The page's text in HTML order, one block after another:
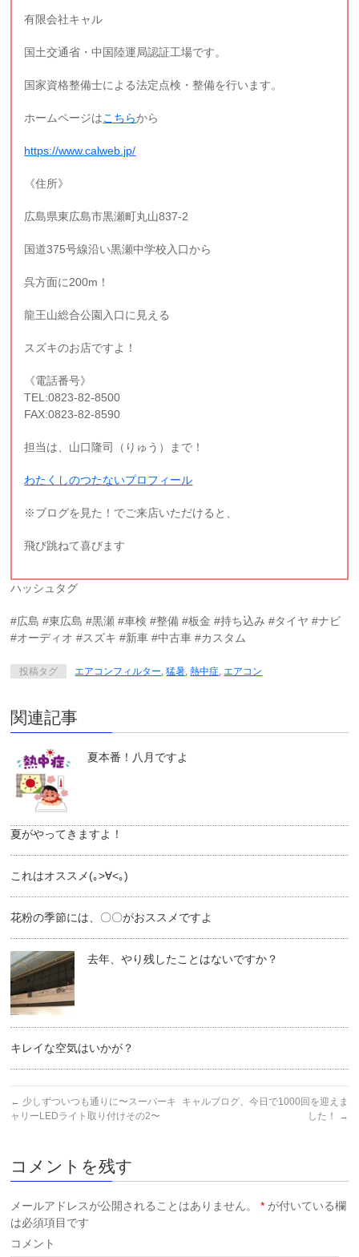
有限会社キャル
国土交通省・中国陸運局認証工場です。
国家資格整備士による法定点検・整備を行います。
ホームページはこちらから
https://www.calweb.jp/
《住所》
広島県東広島市黒瀬町丸山837-2
国道375号線沿い黒瀬中学校入口から
呉方面に200m！
龍王山総合公園入口に見える
スズキのお店ですよ！
《電話番号》
TEL:0823-82-8500
FAX:0823-82-8590
担当は、山口隆司（りゅう）まで！
わたくしのつたないプロフィール
※ブログを見た！でご来店いただけると、
飛び跳ねて喜びます
ハッシュタグ
#広島 #東広島 #黒瀬 #車検 #整備 #板金 #持ち込み #タイヤ #ナビ
#オーディオ #スズキ #新車 #中古車 #カスタム
投稿タグ エアコンフィルター,猛暑,熱中症,エアコン
関連記事
夏本番！八月ですよ
夏がやってきますよ！
これはオススメ(｡>∀<｡)
花粉の季節には、〇〇がおススメですよ
去年、やり残したことはないですか？
キレイな空気はいかが？
← 少しずついつも通りに〜スーパーキ
ャリーLEDライト取り付けその2〜
キャルブログ、今日で1000回を迎えま
した！
→
コメントを残す
メールアドレスが公開されることはありません。 * が付いている欄
は必須項目です
コメント